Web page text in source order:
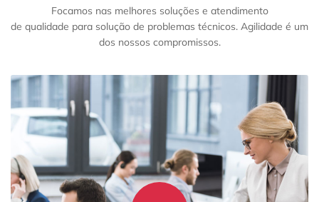
Focamos nas melhores soluções e atendimento
de qualidade para solução de problemas técnicos. Agilidade é um
dos nossos compromissos.